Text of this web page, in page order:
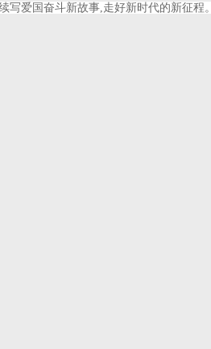
写爱国奋斗新故事,走好新时代的新征程。